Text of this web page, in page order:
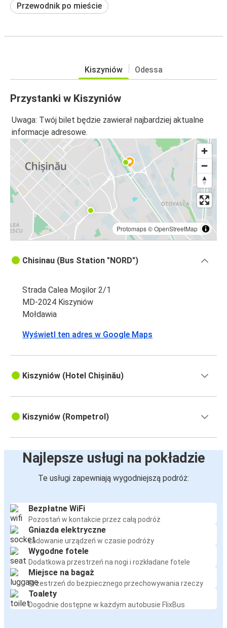
Przewodnik po mieście
Kiszyniów Odessa
Przystanki w Kiszyniów
Uwaga: Twój bilet będzie zawierał najbardziej aktualne
informacje adresowe.
Protomaps©OpenStreetMap
Chisinau (Bus Station "NORD")
Strada Calea Moşilor 2/1
MD-2024 Kiszyniów
Mołdawia
Wyświetl ten adres w Google Maps
Kiszyniów (Hotel Chișinău)
Kiszyniów (Rompetrol)
Najlepsze usługi na pokładzie
Te usługi zapewniają wygodniejszą podróż:
Bezpłatne WiFi
Pozostań w kontakcie przez całą podróż
Gniazda elektryczne
Ładowanie urządzeń w czasie podróży
Wygodne fotele
Dodatkowa przestrzeń na nogi i rozkładane fotele
Miejsce na bagaż
Przestrzeń do bezpiecznego przechowywania rzeczy
Toalety
Dogodnie dostępne w każdym autobusie FlixBus